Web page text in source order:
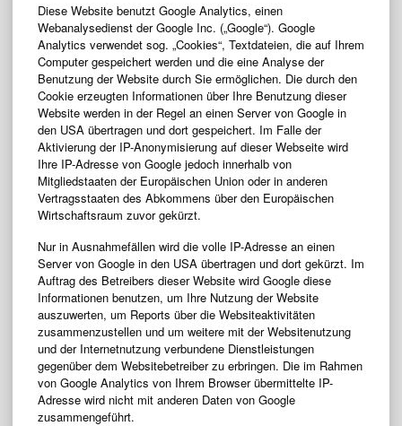
Diese Website benutzt Google Analytics, einen
Webanalysedienst der Google Inc. („Google“). Google
Analytics verwendet sog. „Cookies“, Textdateien, die auf Ihrem
Computer gespeichert werden und die eine Analyse der
Benutzung der Website durch Sie ermöglichen. Die durch den
Cookie erzeugten Informationen über Ihre Benutzung dieser
Website werden in der Regel an einen Server von Google in
den USA übertragen und dort gespeichert. Im Falle der
Aktivierung der IP-Anonymisierung auf dieser Webseite wird
Ihre IP-Adresse von Google jedoch innerhalb von
Mitgliedstaaten der Europäischen Union oder in anderen
Vertragsstaaten des Abkommens über den Europäischen
Wirtschaftsraum zuvor gekürzt.
Nur in Ausnahmefällen wird die volle IP-Adresse an einen
Server von Google in den USA übertragen und dort gekürzt. Im
Auftrag des Betreibers dieser Website wird Google diese
Informationen benutzen, um Ihre Nutzung der Website
auszuwerten, um Reports über die Websiteaktivitäten
zusammenzustellen und um weitere mit der Websitenutzung
und der Internetnutzung verbundene Dienstleistungen
gegenüber dem Websitebetreiber zu erbringen. Die im Rahmen
von Google Analytics von Ihrem Browser übermittelte IP-
Adresse wird nicht mit anderen Daten von Google
zusammengeführt.